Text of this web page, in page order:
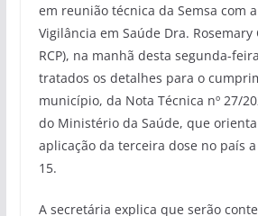
em reunião técnica da Semsa com
Vigilância em Saúde Dra. Rosemary
RCP), na manhã desta segunda-
tratados os detalhes para o
município, da Nota Técnica nº 27/
do Ministério da Saúde, que
aplicação da terceira dose no país
15.
A secretária explica que serão